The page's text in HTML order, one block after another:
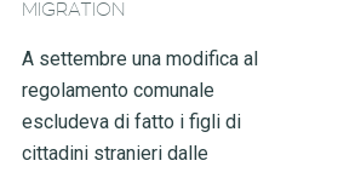
MIGRATION
A settembre una modifica al
regolamento comunale
escludeva di fatto i figli di
cittadini stranieri dalle